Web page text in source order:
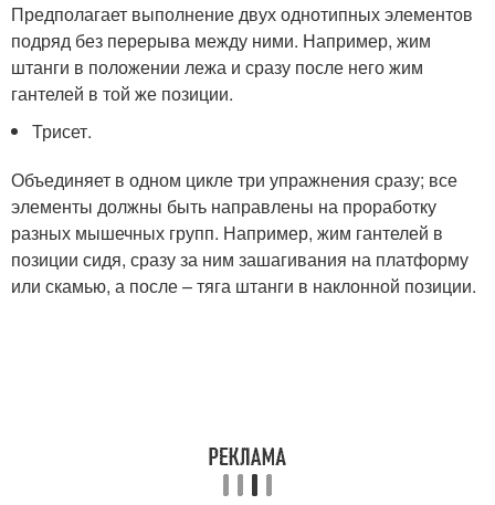
Предполагает выполнение двух однотипных элементов
подряд без перерыва между ними. Например, жим
штанги в положении лежа и сразу после него жим
гантелей в той же позиции.
Трисет.
Объединяет в одном цикле три упражнения сразу; все
элементы должны быть направлены на проработку
разных мышечных групп. Например, жим гантелей в
позиции сидя, сразу за ним зашагивания на платформу
или скамью, а после – тяга штанги в наклонной позиции.